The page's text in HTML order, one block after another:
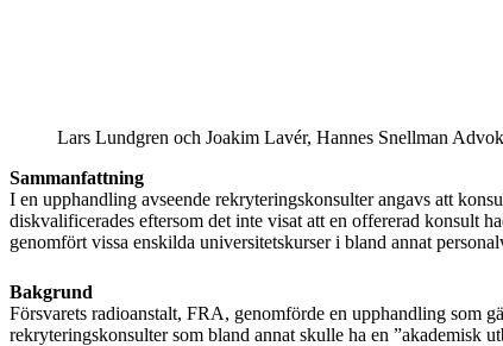
Lars Lundgren och Joakim Lavér, Hannes Snellman
Sammanfattning
I en upphandling avseende rekryteringskonsulter angavs att
diskvalificerades eftersom det inte visat att en offererad konsult
genomfört vissa enskilda universitetskurser i bland annat
Bakgrund
Försvarets radioanstalt, FRA, genomförde en upphandling som
rekryteringskonsulter som bland annat skulle ha en ”akademisk